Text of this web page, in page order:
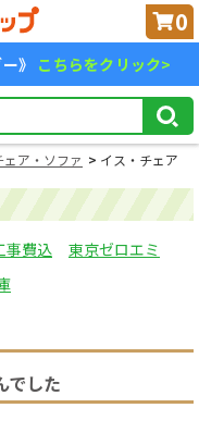
0
》 こちらをクリック>
ェア・ソファ イス・チェア
事費込
東京ゼロエミ
でした